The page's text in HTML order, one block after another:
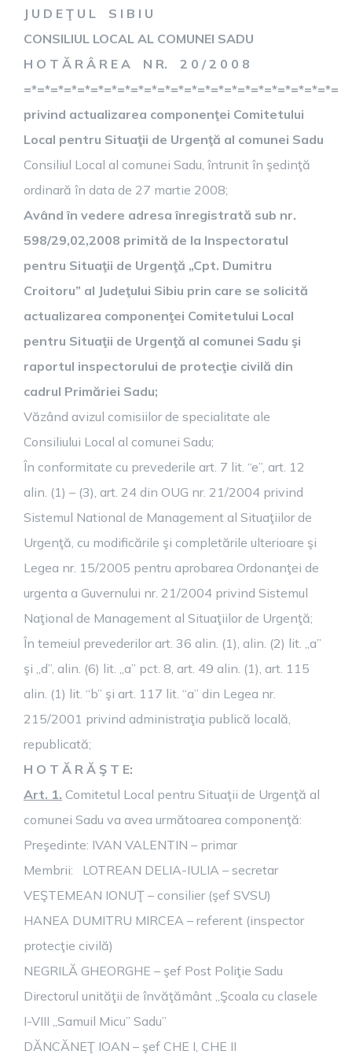
J U D E Ţ U L S I B I U
CONSILIUL LOCAL AL COMUNEI SADU
H O T Ă R Â R E A N R. 2 0 / 2 0 0 8
=*=*=*=*=*=*=*=*=*=*=*=*=*=*=*=*=*=*=*=*=*=*=*=
privind actualizarea componenţei Comitetului
Local pentru Situaţii de Urgenţă al comunei Sadu
Consiliul Local al comunei Sadu, întrunit în şedinţă
ordinară în data de 27 martie 2008;
Având în vedere adresa înregistrată sub nr.
598/29,02,2008 primită de la Inspectoratul
pentru Situaţii de Urgenţă „Cpt. Dumitru
Croitoru” al Judeţului Sibiu prin care se solicită
actualizarea componenţei Comitetului Local
pentru Situaţii de Urgenţă al comunei Sadu şi
raportul inspectorului de protecţie civilă din
cadrul Primăriei Sadu;
Văzând avizul comisiilor de specialitate ale
Consiliului Local al comunei Sadu;
În conformitate cu prevederile art. 7 lit. “e”, art. 12
alin. (1) – (3), art. 24 din OUG nr. 21/2004 privind
Sistemul National de Management al Situaţiilor de
Urgenţă, cu modificările şi completările ulterioare şi
Legea nr. 15/2005 pentru aprobarea Ordonanţei de
urgenta a Guvernului nr. 21/2004 privind Sistemul
Naţional de Management al Situaţiilor de Urgenţă;
În temeiul prevederilor art. 36 alin. (1), alin. (2) lit. „a”
şi „d”, alin. (6) lit. „a” pct. 8, art. 49 alin. (1), art. 115
alin. (1) lit. “b” şi art. 117 lit. “a” din Legea nr.
215/2001 privind administraţia publică locală,
republicată;
H O T Ă R Ă Ş T E:
Art. 1. Comitetul Local pentru Situaţii de Urgenţă al
comunei Sadu va avea următoarea componenţă:
Preşedinte: IVAN VALENTIN – primar
Membrii: LOTREAN DELIA-IULIA – secretar
VEŞTEMEAN IONUŢ – consilier (şef SVSU)
HANEA DUMITRU MIRCEA – referent (inspector
protecţie civilă)
NEGRILĂ GHEORGHE – şef Post Poliţie Sadu
Directorul unităţii de învăţământ „Şcoala cu clasele
I-VIII „Samuil Micu” Sadu”
DĂNCĂNEŢ IOAN – şef CHE I, CHE II